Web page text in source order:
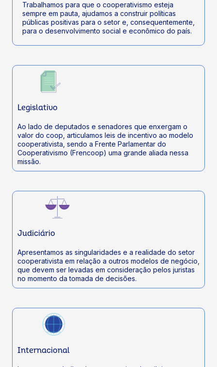
Trabalhamos para que o cooperativismo esteja
sempre em pauta, ajudamos a construir políticas
públicas positivas para o setor e, consequentemente,
para o desenvolvimento social e econômico do país.
Legislativo
Ao lado de deputados e senadores que enxergam o
valor do coop, articulamos leis de incentivo ao modelo
cooperativista, sendo a Frente Parlamentar do
Cooperativismo (Frencoop) uma grande aliada nessa
missão.
Judiciário
Apresentamos as singularidades e a realidade do setor
cooperativista em relação a outros modelos de negócio,
que devem ser levadas em consideração pelos juristas
no momento da tomada de decisões.
Internacional